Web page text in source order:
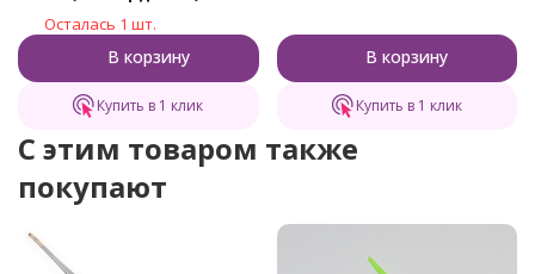
Осталась 1 шт.
В корзину
Купить в 1 клик
В корзину
Купить в 1 клик
C этим товаром также
покупают